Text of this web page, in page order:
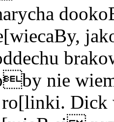
nie
ro[linki.